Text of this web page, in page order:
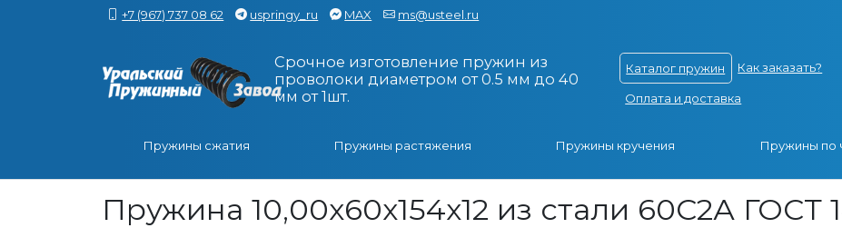
+7 (967) 737 08 62 uspringy_ru MAX ms@usteel.ru
Срочное изготовление пружин из
проволоки диаметром от 0.5 мм до 40
мм от 1шт.
Каталог пружин Как заказать?
Оплата и доставка
Пружины сжатия Пружины растяжения Пружины кручения Пружины по
Пружина 10,00x60x154x12 из стали 60С2А ГОСТ